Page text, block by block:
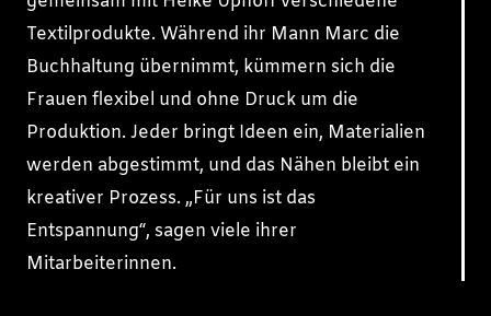
Textilprodukte. Während ihr Mann Marc die
Buchhaltung übernimmt, kümmern sich die
Frauen flexibel und ohne Druck um die
Produktion. Jeder bringt Ideen ein, Materialien
werden abgestimmt, und das Nähen bleibt ein
kreativer Prozess. „Für uns ist das
Entspannung“, sagen viele ihrer
Mitarbeiterinnen.